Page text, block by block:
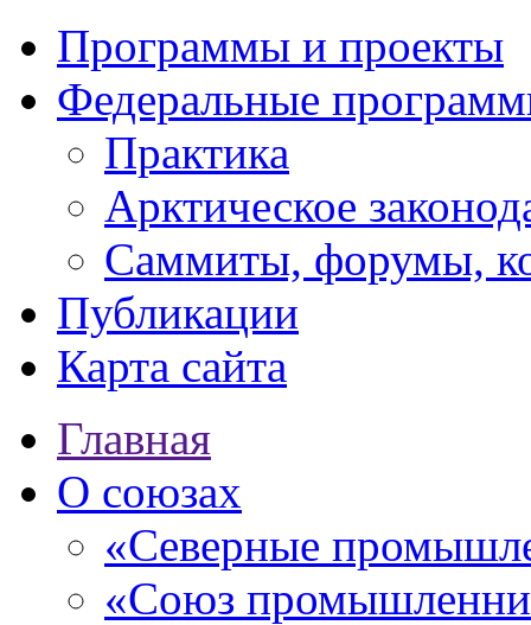
Программы и проекты
Федеральные
Практика
Арктическое
Саммиты, форумы,
Публикации
Карта сайта
Главная
О союзах
«Северные
«Союз